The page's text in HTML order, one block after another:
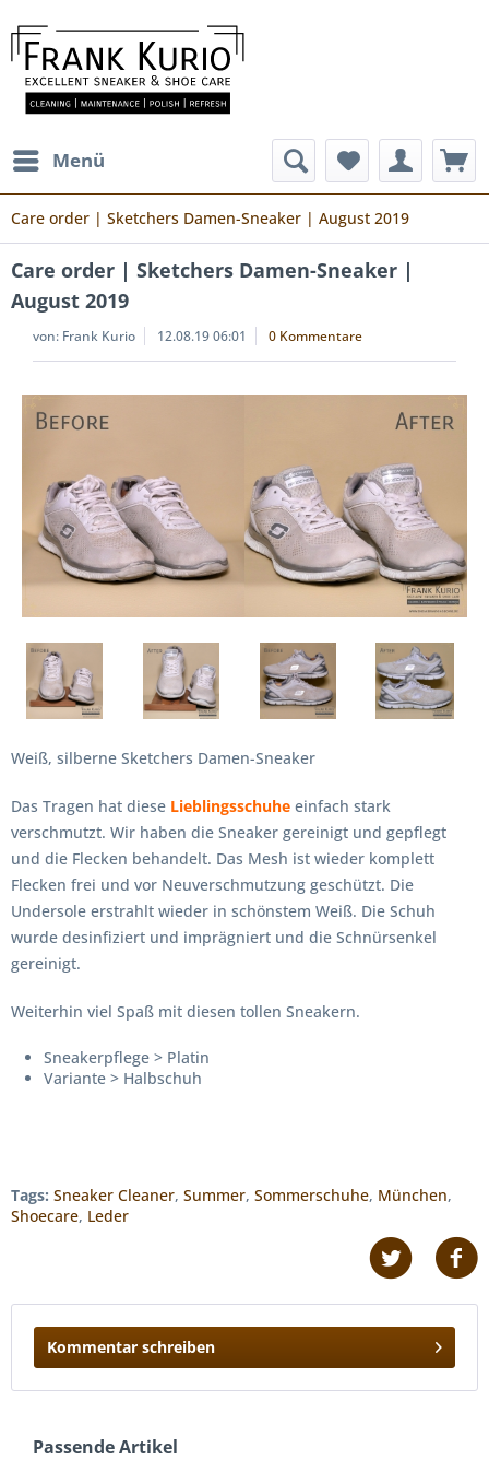
Menü
Care order | Sketchers Damen-Sneaker | August 2019
Care order | Sketchers Damen-Sneaker |
August 2019
von: Frank Kurio 12.08.19 06:01 0 Kommentare
Weiß, silberne Sketchers Damen-Sneaker
Das Tragen hat diese Lieblingsschuhe einfach stark
verschmutzt. Wir haben die Sneaker gereinigt und gepflegt
und die Flecken behandelt. Das Mesh ist wieder komplett
Flecken frei und vor Neuverschmutzung geschützt. Die
Undersole erstrahlt wieder in schönstem Weiß. Die Schuh
wurde desinfiziert und imprägniert und die Schnürsenkel
gereinigt.
Weiterhin viel Spaß mit diesen tollen Sneakern.
Sneakerpflege > Platin
Variante > Halbschuh
Tags: Sneaker Cleaner, Summer, Sommerschuhe, München,
Shoecare, Leder
Kommentar schreiben
Passende Artikel